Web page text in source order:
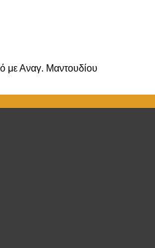
με Αναγ. Μαντουδίου